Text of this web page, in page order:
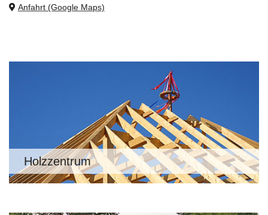
Anfahrt (Google Maps)
Holzzentrum